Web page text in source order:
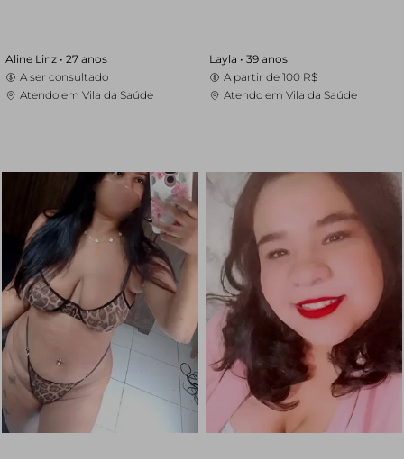
Aline Linz • 27 anos
A ser consultado
Atendo em Vila da Saúde
Layla • 39 anos
A partir de 100 R$
Atendo em Vila da Saúde